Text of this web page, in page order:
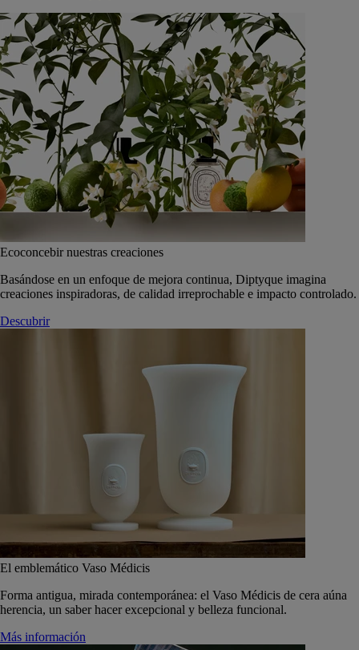
Ecoconcebir nuestras creaciones
Basándose en un enfoque de mejora continua, Diptyque imagina
creaciones inspiradoras, de calidad irreprochable e impacto controlado.
Descubrir
El emblemático Vaso Médicis
Forma antigua, mirada contemporánea: el Vaso Médicis de cera aúna
herencia, un saber hacer excepcional y belleza funcional.
Más información